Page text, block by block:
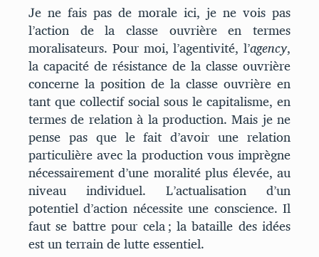
Je ne fais pas de morale ici, je ne vois pas
l’action de la classe ouvrière en termes
moralisateurs. Pour moi, l’agentivité, l’agency,
la capacité de résistance de la classe ouvrière
concerne la position de la classe ouvrière en
tant que collectif social sous le capitalisme, en
termes de relation à la production. Mais je ne
pense pas que le fait d’avoir une relation
particulière avec la production vous imprègne
nécessairement d’une moralité plus élevée, au
niveau individuel. L’actualisation d’un
potentiel d’action nécessite une conscience. Il
faut se battre pour cela ; la bataille des idées
est un terrain de lutte essentiel.